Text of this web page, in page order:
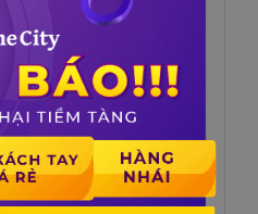
Nhiệt độ lý tưởng
từ 10 đến 15 độ C;
không sử dụng.
xúc với không khí
có thể làm giảm
vị của rượu;
các nguồn nhiệt